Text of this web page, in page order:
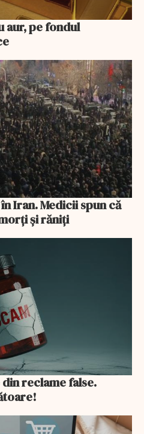
pe fondul
Iran. Medicii spun că
și răniți
reclame false.